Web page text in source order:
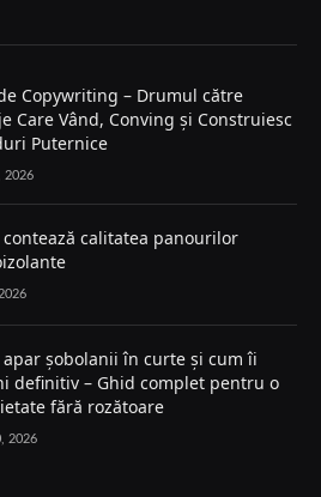
Copywriting – Drumul către
Care Vând, Conving și Construiesc
Puternice
2026
contează calitatea panourilor
apar șobolanii în curte și cum îi
definitiv – Ghid complet pentru o
fără rozătoare
2026